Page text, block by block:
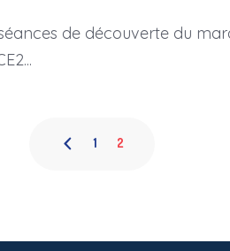
de découverte du
1 2